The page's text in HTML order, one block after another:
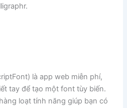
là app web miễn phí,
tay để tạo một font tùy biến.
loạt tính năng giúp bạn có